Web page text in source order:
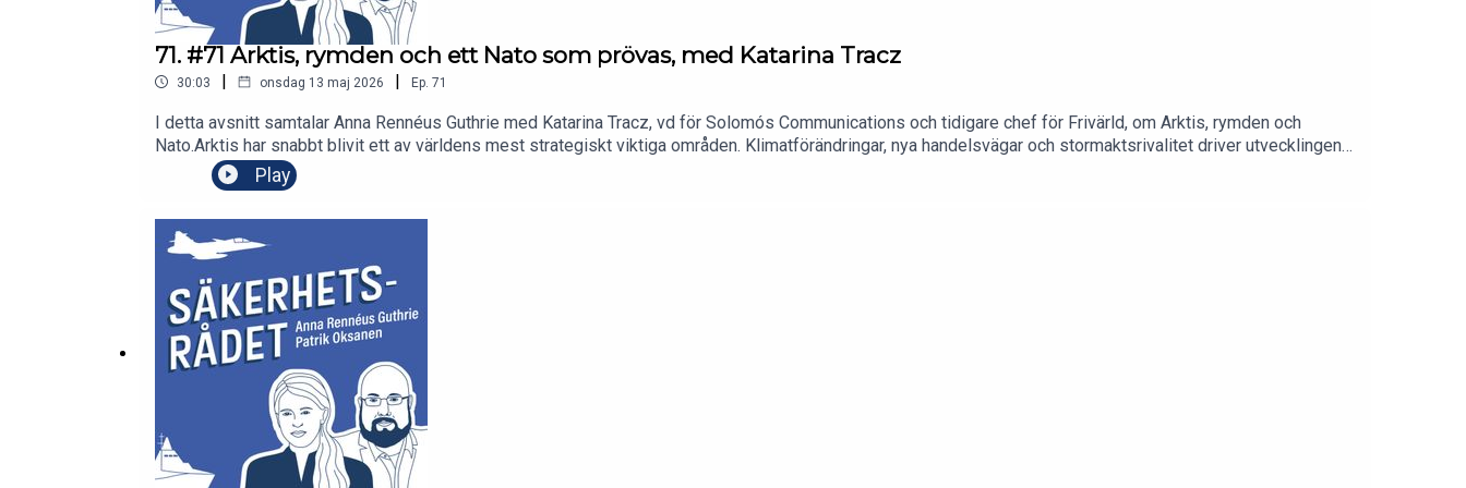
71. #71 Arktis, rymden och ett Nato som prövas, med Katarina Tracz
30:03 | onsdag 13 maj 2026 | Ep. 71
I detta avsnitt samtalar Anna Rennéus Guthrie med Katarina Tracz, vd för Solomós Communications och tidigare chef för Frivärld, om Arktis, rymden och
Nato.Arktis har snabbt blivit ett av världens mest strategiskt viktiga områden. Klimatförändringar, nya handelsvägar och stormaktsrivalitet driver utvecklingen,
samtidigt som Donald Trumps utspel om Grönland riktat världens blickar mot regionen.Rymden får samtidigt en allt större säkerhetspolitisk betydelse. I
Kiruna ligger Esrange, som blivit en strategiskt viktig europeisk rymdbas för satelliter och uppskjutningar.Hur förändras säkerhetsläget i norr – och vilken roll
Play